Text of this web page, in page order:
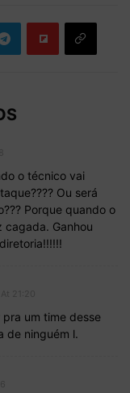
o técnico vai
Ou será
Porque quando o
Ganhou
um time desse
de ninguém l.